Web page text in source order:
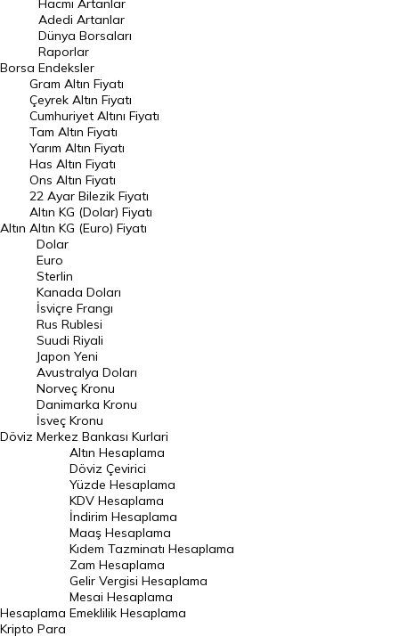
Geçmiş Kapanışlar
Dünya Borsaları
Raporlar
Endeksler
DÖVİZ
Döviz Kuru
Dolar Kuru
Euro Kuru
Pound Kuru
Frank Kuru
Riyal Kuru
Avustralya Doları
Danimarka Kronu Kuru
Kanada Doları Kuru
Norveç Kronu Kuru
İsveç Kronu Kuru
Japon Yeni Kuru
Serbest Piyasa Döviz Kurları
Merkez Bankası Döviz Kurları
Altın Fiyatları
Borsa
Hacmi Artanlar
Adedi Artanlar
Dünya Borsaları
Raporlar
Endeksler
Altın
Gram Altın Fiyatı
Çeyrek Altın Fiyatı
Cumhuriyet Altını Fiyatı
Tam Altın Fiyatı
Yarım Altın Fiyatı
Has Altın Fiyatı
Ons Altın Fiyatı
22 Ayar Bilezik Fiyatı
Altın KG (Dolar) Fiyatı
Altın KG (Euro) Fiyatı
Döviz
Dolar
Euro
Sterlin
Kanada Doları
İsviçre Frangı
Rus Rublesi
Suudi Riyali
Japon Yeni
Avustralya Doları
Norveç Kronu
Danimarka Kronu
İsveç Kronu
Merkez Bankası Kurlari
Hesaplama
Altın Hesaplama
Döviz Çevirici
Yüzde Hesaplama
KDV Hesaplama
İndirim Hesaplama
Maaş Hesaplama
Kıdem Tazminatı Hesaplama
Zam Hesaplama
Gelir Vergisi Hesaplama
Mesai Hesaplama
Emeklilik Hesaplama
Kripto Para